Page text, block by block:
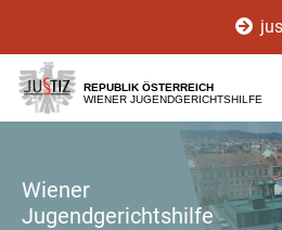
[1]
[2]
[3]
REPUBLIK ÖSTERREICH
WIENER JUGENDGERICHTSHILFE
Wiener
Jugendgerichtshilfe